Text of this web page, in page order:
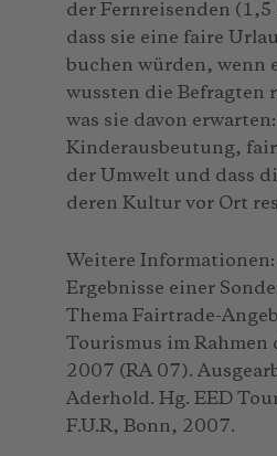
der Fernreisenden
dass sie eine faire
buchen würden, wenn
wussten die Befragten
was sie davon
Kinderausbeutung,
der Umwelt und dass
deren Kultur vor Ort
Weitere
Ergebnisse einer
Thema Fairtrade-
Tourismus im Rahmen
2007 (RA 07).
Aderhold. Hg. EED
F.U.R, Bonn, 2007.